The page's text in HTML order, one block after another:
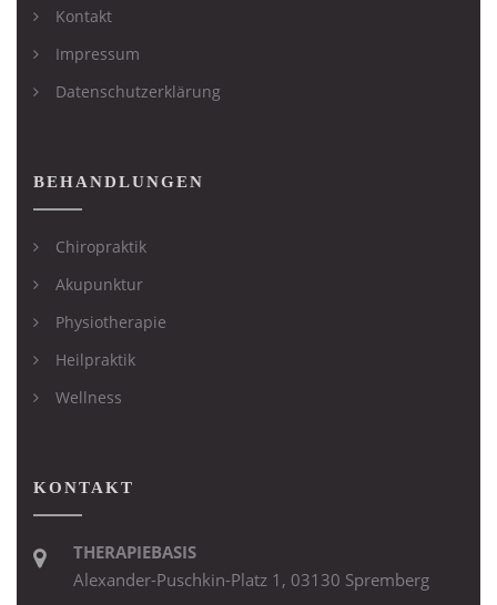
Kontakt
Impressum
Datenschutzerklärung
BEHANDLUNGEN
Chiropraktik
Akupunktur
Physiotherapie
Heilpraktik
Wellness
KONTAKT
THERAPIEBASIS
Alexander-Puschkin-Platz 1, 03130 Spremberg